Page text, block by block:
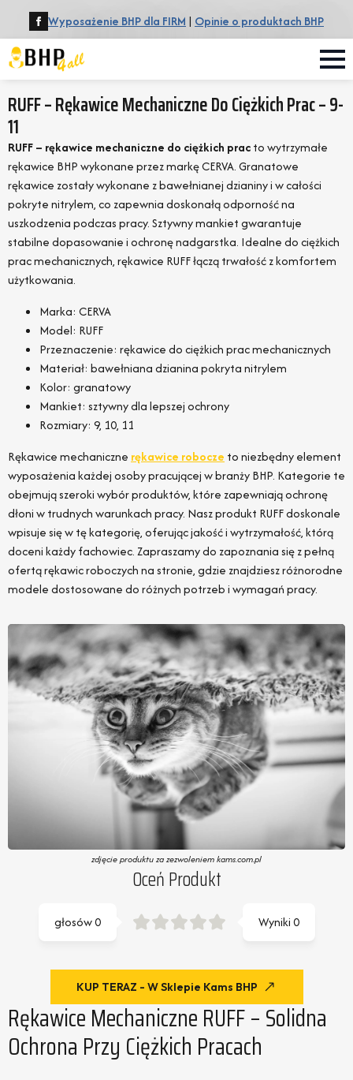
Wyposażenie BHP dla FIRM | Opinie o produktach BHP
RUFF – Rękawice Mechaniczne Do Ciężkich Prac – 9-
11
RUFF – rękawice mechaniczne do ciężkich practo wytrzymałe
rękawice BHP wykonane przez markę CERVA. Granatowe
rękawice zostały wykonane z bawełnianej dzianiny i w całości
pokryte nitrylem, co zapewnia doskonałą odporność na
uszkodzenia podczas pracy. Sztywny mankiet gwarantuje
stabilne dopasowanie i ochronę nadgarstka. Idealne do ciężkich
prac mechanicznych, rękawice RUFF łączą trwałość z komfortem
użytkowania.
Marka: CERVA
Model: RUFF
Przeznaczenie: rękawice do ciężkich prac mechanicznych
Materiał: bawełniana dzianina pokryta nitrylem
Kolor: granatowy
Mankiet: sztywny dla lepszej ochrony
Rozmiary: 9, 10, 11
Rękawice mechaniczne rękawice robocze to niezbędny element
wyposażenia każdej osoby pracującej w branży BHP. Kategorie te
obejmują szeroki wybór produktów, które zapewniają ochronę
dłoni w trudnych warunkach pracy. Nasz produkt RUFF doskonale
wpisuje się w tę kategorię, oferując jakość i wytrzymałość, którą
doceni każdy fachowiec. Zapraszamy do zapoznania się z pełną
ofertą rękawic roboczych na stronie, gdzie znajdziesz różnorodne
modele dostosowane do różnych potrzeb i wymagań pracy.
zdjęcie produktu za zezwoleniem kams.com.pl
Oceń Produkt
Wyniki0
głosów0
KUP TERAZ - W Sklepie Kams BHP
Rękawice Mechaniczne RUFF – Solidna
Ochrona Przy Ciężkich Pracach